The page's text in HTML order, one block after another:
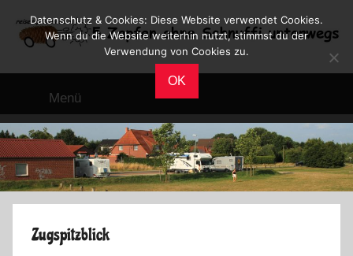
Inhalt
Reiseblog
im
Wohnmobil
Menü
Zugspitzblick
Datenschutz & Cookies: Diese Website verwendet Cookies.
Wenn du die Website weiterhin nutzt, stimmst du der
Verwendung von Cookies zu.
OK